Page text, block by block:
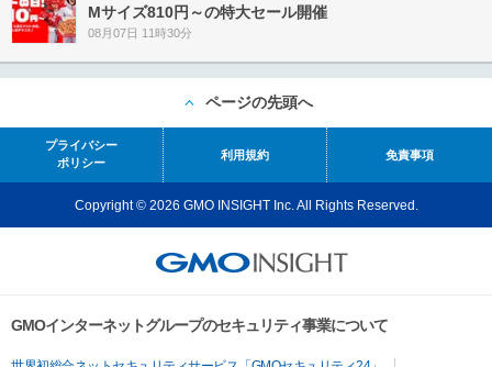
Mサイズ810円～の特大セール開催
08月07日 11時30分
ページの先頭へ
プライバシー
ポリシー
利用規約 免責事項
Copyright © 2026 GMO INSIGHT Inc. All Rights Reserved.
GMOインターネットグループのセキュリティ事業について